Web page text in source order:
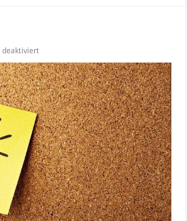
deaktiviertfür
Free
Farm